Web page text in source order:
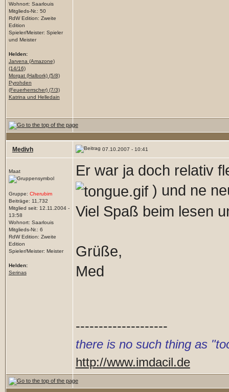
Wohnort: Saarlouis
Mitglieds-Nr.: 50
RdW Edition: Zweite
Edition
Spieler/Meister: Spieler
und Meister
Helden:
Jarvena (Amazone)
(14/16)
Morgat (Halbork) (5/8)
Pyrohden
(Feuerherrscher) (7/3)
Katrina und Helledain
Medivh 07.10.2007 - 10:41
Maat
Gruppe: Cherubim
Beiträge: 11,732
Mitglied seit: 12.11.2004 -
13:58
Wohnort: Saarlouis
Mitglieds-Nr.: 6
RdW Edition: Zweite
Edition
Spieler/Meister: Meister
Helden:
Serinas
Er war ja doch relativ
) und ne
Viel Spaß beim lesen
Grüße,
Med
--------------------
there is no such thing as
http://www.imdacil.de